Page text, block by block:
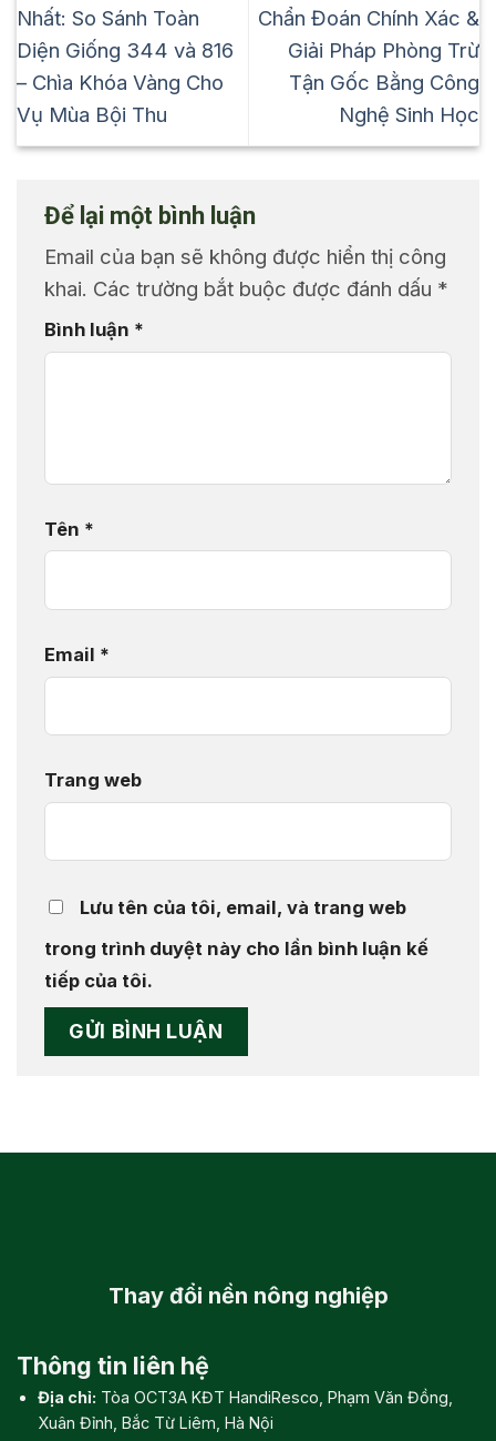
Nhất: So Sánh Toàn
Diện Giống 344 và 816
– Chìa Khóa Vàng Cho
Vụ Mùa Bội Thu
Chẩn Đoán Chính Xác &
Giải Pháp Phòng Trừ
Tận Gốc Bằng Công
Nghệ Sinh Học
Để lại một bình luận
Email của bạn sẽ không được hiển thị công
khai. Các trường bắt buộc được đánh dấu *
Bình luận *
Tên *
Email *
Trang web
Lưu tên của tôi, email, và trang web
trong trình duyệt này cho lần bình luận kế
tiếp của tôi.
Thay đổi nền nông nghiệp
Thông tin liên hệ
Địa chỉ: Tòa OCT3A KĐT HandiResco, Phạm Văn Đồng,
Xuân Đỉnh, Bắc Từ Liêm, Hà Nội